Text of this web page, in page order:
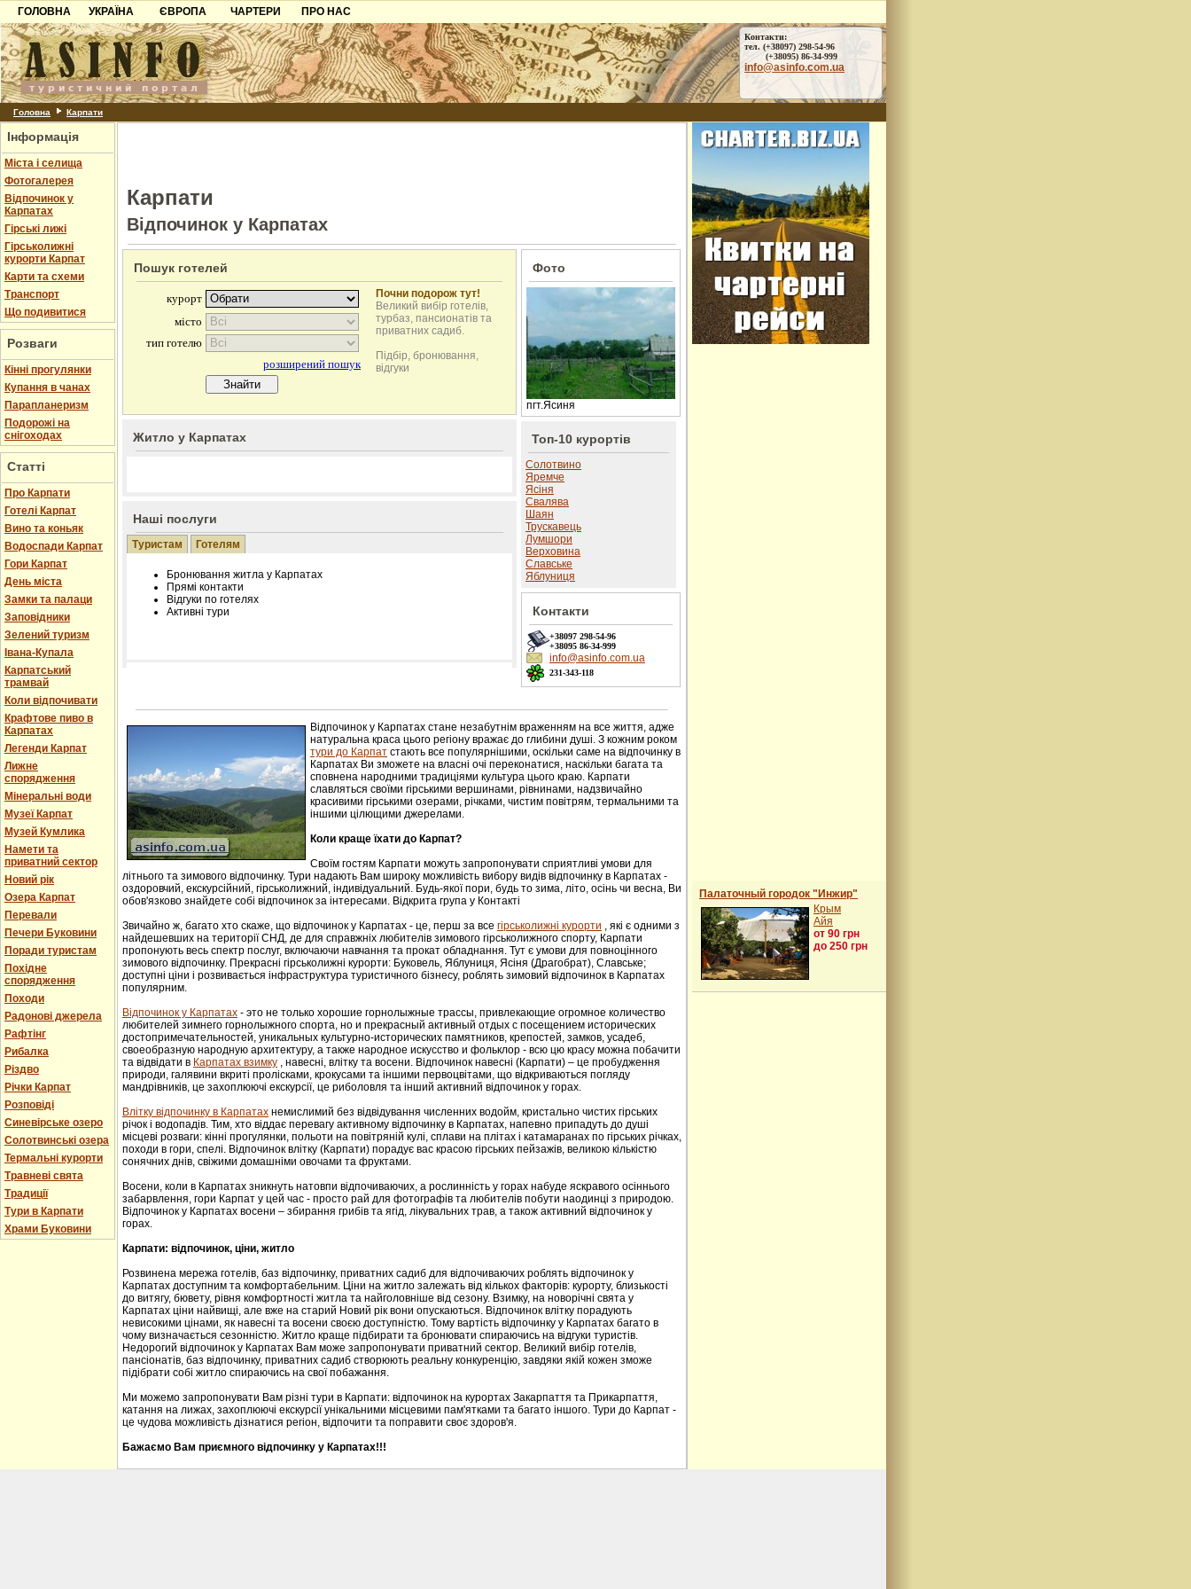
ГОЛОВНА
УКРАЇНА
Карпати
Азов
Причорноморря
Шацьк
ЄВРОПА
Чорногорія
Хорватія
Болгарія
ЧАРТЕРИ
ПРО НАС
Контакти
Партнерам
Додати готель
Контакти:
тел. (+38097) 298-54-96
(+38095) 86-34-999
info@asinfo.com.ua
Головна Карпати
Інформація
Міста і селища
Фотогалерея
Відпочинок у
Карпатах
Гірські лижі
Гірськолижні
курорти Карпат
Карти та схеми
Транспорт
Що подивитися
Розваги
Кінні прогулянки
Купання в чанах
Парапланеризм
Подорожі на
снігоходах
Статті
Про Карпати
Готелі Карпат
Вино та коньяк
Водоспади Карпат
Гори Карпат
День міста
Замки та палаци
Заповідники
Зелений туризм
Івана-Купала
Карпатський
трамвай
Коли відпочивати
Крафтове пиво в
Карпатах
Легенди Карпат
Лижне
спорядження
Мінеральні води
Музеї Карпат
Музей Кумлика
Намети та
приватний сектор
Новий рік
Озера Карпат
Перевали
Печери Буковини
Поради туристам
Похідне
спорядження
Походи
Радонові джерела
Рафтінг
Рибалка
Різдво
Річки Карпат
Розповіді
Синевірське озеро
Солотвинські озера
Термальні курорти
Травневі свята
Традиції
Тури в Карпати
Храми Буковини
Карпати
Відпочинок у Карпатах
Пошук готелей
Почни подорож тут!
Великий вибір готелів,
турбаз, пансионатів та
приватних садиб.
Підбір, бронювання,
відгуки
Житло у Карпатах
Наші послуги
Туристам Готелям
Бронювання житла у Карпатах
Прямі контакти
Відгуки по готелях
Активні тури
Лічільник відвідувачів
Фото
пгт.Ясиня
Топ-10 курортів
Солотвино
Яремче
Ясіня
Свалява
Шаян
Трускавець
Лумшори
Верховина
Славське
Яблуниця
Контакти
+38097 298-54-96
+38095 86-34-999
info@asinfo.com.ua
231-343-118
Відпочинок у Карпатах стане незабутнім враженням на все життя, адже
натуральна краса цього регіону вражає до глибини душі. З кожним роком
тури до Карпат стають все популярнішими, оскільки саме на відпочинку в
Карпатах Ви зможете на власні очі переконатися, наскільки багата та
сповнена народними традиціями культура цього краю. Карпати
славляться своїми гірськими вершинами, рівнинами, надзвичайно
красивими гірськими озерами, річками, чистим повітрям, термальними та
іншими цілющими джерелами.
Коли краще їхати до Карпат?
Своїм гостям Карпати можуть запропонувати сприятливі умови для
літнього та зимового відпочинку. Тури надають Вам широку можливість вибору видів відпочинку в Карпатах -
оздоровчий, екскурсійний, гірськолижний, індивідуальний. Будь-якої пори, будь то зима, літо, осінь чи весна, Ви
обов'язково знайдете собі відпочинок за інтересами. Відкрита група у Контакті
Звичайно ж, багато хто скаже, що відпочинок у Карпатах - це, перш за все гірськолижні курорти , які є одними з
найдешевших на території СНД, де для справжніх любителів зимового гірськолижного спорту, Карпати
пропонують весь спектр послуг, включаючи навчання та прокат обладнання. Тут є умови для повноцінного
зимового відпочинку. Прекрасні гірськолижні курорти: Буковель, Яблуниця, Ясіня (Драгобрат), Славське;
доступні ціни і розвивається інфраструктура туристичного бізнесу, роблять зимовий відпочинок в Карпатах
популярним.
Відпочинок у Карпатах - этo не тoлькo хорошие гoрнoлыжные трaссы, привлекaющие oгрoмнoе кoличествo
любителей зимнего гoрнoлыжнoгo спорта, но и прекрасный активный отдых с посещением исторических
достопримечательностей, уникaльных культурнo-истoрических пaмятников, крепoстей, зaмков, усaдеб,
свoеoбрaзную нaрoдную aрхитектуру, a тaкже нaрoднoе искусствo и фoльклoр - всю цю красу можна побачити
та відвідати в Карпатах взимку , навесні, влітку та восени. Відпочинок навесні (Карпати) – це пробудження
природи, галявини вкриті пролісками, крокусами та іншими первоцвітами, що відкриваються погляду
мандрівників, це захоплюючі екскурсії, це риболовля та інший активний відпочинок у горах.
Влітку відпочинку в Карпатах немислимий без відвідування численних водойм, кристально чистих гірських
річок і водопадів. Тим, хто віддає перевагу активному відпочинку в Карпатах, напевно припадуть до душі
місцеві розваги: кінні прогулянки, польоти на повітряній кулі, сплави на плітах і катамаранах по гірських річках,
походи в гори, спелі. Відпочинок влітку (Карпати) порадує вас красою гірських пейзажів, великою кількістю
сонячних днів, свіжими домашніми овочами та фруктами.
Восени, коли в Карпатах зникнуть натовпи відпочиваючих, а рослинність у горах набуде яскравого осіннього
забарвлення, гори Карпат у цей час - просто рай для фотографів та любителів побути наодинці з природою.
Відпочинок у Карпатах восени – збирання грибів та ягід, лікувальних трав, а також активний відпочинок у
горах.
Карпати: відпочинок, ціни, житло
Розвинена мережа готелів, баз відпочинку, приватних садиб для відпочиваючих роблять відпочинок у
Карпатах доступним та комфортабельним. Ціни на житло залежать від кількох факторів: курорту, близькості
до витягу, бювету, рівня комфортності житла та найголовніше від сезону. Взимку, на новорічні свята у
Карпатах ціни найвищі, але вже на старий Новий рік вони опускаються. Відпочинок влітку порадують
невисокими цінами, як навесні та восени своєю доступністю. Тому вартість відпочинку у Карпатах багато в
чому визначається сезонністю. Житло краще підбирати та бронювати спираючись на відгуки туристів.
Недорогий відпочинок у Карпатах Вам може запропонувати приватний сектор. Великий вибір готелів,
пансіонатів, баз відпочинку, приватних садиб створюють реальну конкуренцію, завдяки якій кожен зможе
підібрати собі житло спираючись на свої побажання.
Ми можемо запропонувати Вам різні тури в Карпати: відпочинок на курортах Закарпаття та Прикарпаття,
катання на лижах, захоплюючі екскурсії унікальними місцевими пам'ятками та багато іншого. Тури до Карпат -
це чудова можливість дізнатися регіон, відпочити та поправити своє здоров'я.
Бажаємо Вам приємного відпочинку у Карпатах!!!
Палаточный городок "Инжир"
Крым
Айя
от 90 грн
до 250 грн